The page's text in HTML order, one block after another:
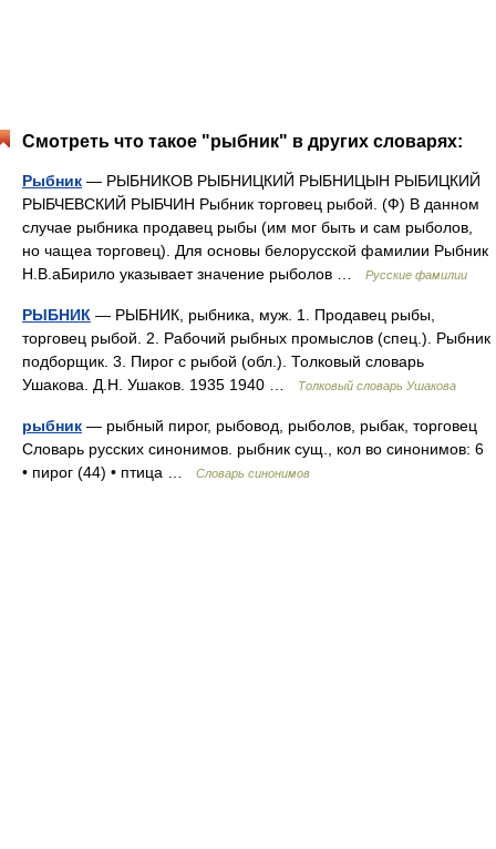
Смотреть что такое "рыбник" в других словарях:
Рыбник — РЫБНИКОВ РЫБНИЦКИЙ РЫБНИЦЫН РЫБИЦКИЙ
РЫБЧЕВСКИЙ РЫБЧИН Рыбник торговец рыбой. (Ф) В данном
случае рыбника продавец рыбы (им мог быть и сам рыболов,
но чащеа торговец). Для основы белорусской фамилии Рыбник
Н.В.аБирило указывает значение рыболов …
Русские фамилии
РЫБНИК — РЫБНИК, рыбника, муж. 1. Продавец рыбы,
торговец рыбой. 2. Рабочий рыбных промыслов (спец.). Рыбник
подборщик. 3. Пирог с рыбой (обл.). Толковый словарь
Ушакова. Д.Н. Ушаков. 1935 1940 …
Толковый словарь Ушакова
рыбник — рыбный пирог, рыбовод, рыболов, рыбак, торговец
Словарь русских синонимов. рыбник сущ., кол во синонимов: 6
• пирог (44) • птица …
Словарь синонимов